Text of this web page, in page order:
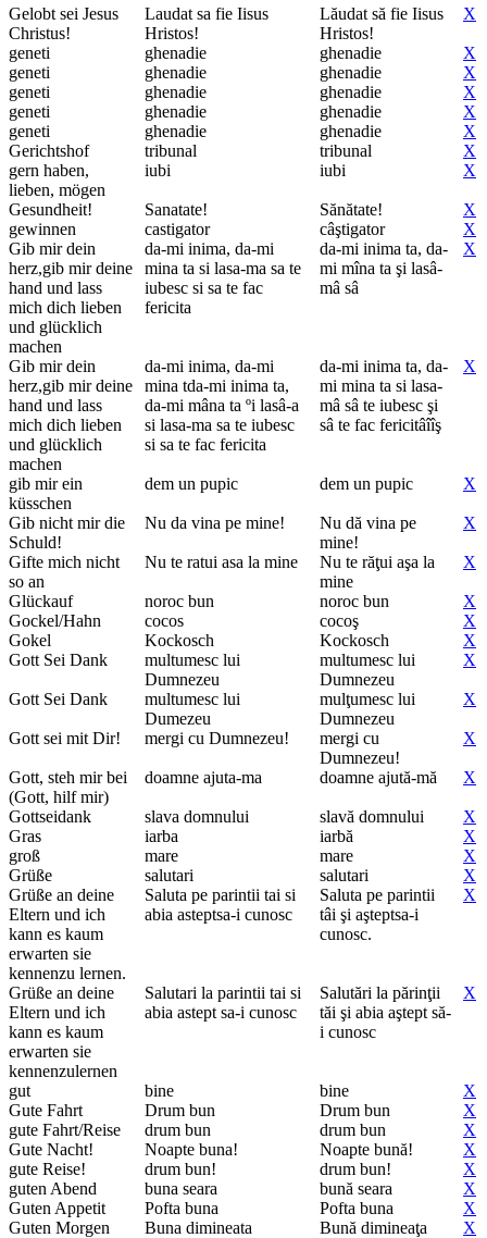
Gelobt sei Jesus
Christus!
Laudat sa fie Iisus
Hristos!
Lăudat să fie Iisus
Hristos!
X
geneti ghenadie ghenadie
X
geneti
ghenadie ghenadie
X
geneti
ghenadie ghenadie
X
geneti
ghenadie ghenadie
X
geneti
ghenadie ghenadie
X
Gerichtshof
tribunal tribunal
X
gern haben,
lieben, mögen
iubi iubi X
Gesundheit! Sanatate! Sănătate!
X
gewinnen
castigator câştigator
X
Gib mir dein
herz,gib mir deine
hand und lass
mich dich lieben
und glücklich
machen
da-mi inima, da-mi
mina ta si lasa-ma sa te
iubesc si sa te fac
fericita
da-mi inima ta, da-
mi mîna ta şi lasâ-
mâ sâ
X
Gib mir dein
herz,gib mir deine
hand und lass
mich dich lieben
und glücklich
machen
da-mi inima, da-mi
mina tda-mi inima ta,
da-mi mâna ta ºi lasâ-a
si lasa-ma sa te iubesc
si sa te fac fericita
da-mi inima ta, da-
mi mina ta si lasa-
mâ sâ te iubesc şi
sâ te fac fericitâîîş
X
gib mir ein
küsschen
dem un pupic dem un pupic X
Gib nicht mir die
Schuld!
Nu da vina pe mine!
Nu dă vina pe
mine!
X
Gifte mich nicht
so an
Nu te ratui asa la mine
Nu te răţui aşa la
mine
X
Glückauf noroc bun noroc bun
X
Gockel/Hahn
cocos cocoş
X
Gokel
Kockosch Kockosch
X
Gott Sei Dank
multumesc lui
Dumnezeu
multumesc lui
Dumnezeu
X
Gott Sei Dank
multumesc lui
Dumezeu
mulţumesc lui
Dumnezeu
X
Gott sei mit Dir! mergi cu Dumnezeu!
mergi cu
Dumnezeu!
X
Gott, steh mir bei
(Gott, hilf mir)
doamne ajuta-ma doamne ajută-mă X
Gottseidank slava domnului slavă domnului
X
Gras
iarba iarbă
X
groß
mare mare
X
Grüße
salutari salutari
X
Grüße an deine
Eltern und ich
kann es kaum
erwarten sie
kennenzu lernen.
Saluta pe parintii tai si
abia asteptsa-i cunosc
Saluta pe parintii
tâi şi aşteptsa-i
cunosc.
X
Grüße an deine
Eltern und ich
kann es kaum
erwarten sie
kennenzulernen
Salutari la parintii tai si
abia astept sa-i cunosc
Salutări la părinţii
tăi şi abia aştept să-
i cunosc
X
gut bine bine
X
Gute Fahrt
Drum bun Drum bun
X
gute Fahrt/Reise
drum bun drum bun
X
Gute Nacht!
Noapte buna! Noapte bună!
X
gute Reise!
drum bun! drum bun!
X
guten Abend
buna seara bună seara
X
Guten Appetit
Pofta buna Pofta buna
X
Guten Morgen
Buna dimineata Bună dimineaţa
X